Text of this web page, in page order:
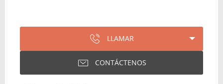
LLAMAR
CONTÁCTENOS